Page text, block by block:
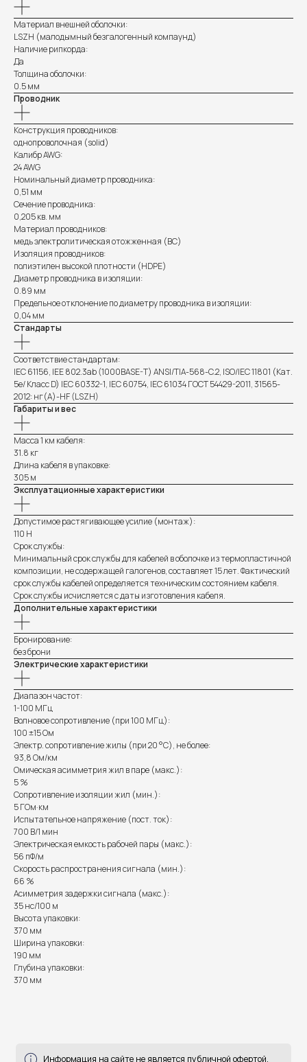
Материал внешней оболочки:
LSZH (малодымный безгалогенный компаунд)
Наличие рипкорда:
Да
Толщина оболочки:
0.5 мм
Проводник
Конструкция проводников:
однопроволочная (solid)
Калибр AWG:
24 AWG
Номинальный диаметр проводника:
0,51 мм
Сечение проводника:
0,205 кв. мм
Материал проводников:
медь электролитическая отожженная (BC)
Изоляция проводников:
полиэтилен высокой плотности (HDPE)
Диаметр проводника в изоляции:
0.89 мм
Предельное отклонение по диаметру проводника в изоляции:
0,04 мм
Стандарты
Соответствие стандартам:
IEC 61156, IEE 802.3ab (1000BASE-T) ANSI/TIA-568-C.2, ISO/IEC 11801 (Кат.
5e/ Класс D) IEC 60332-1, IEC 60754, IEC 61034 ГОСТ 54429-2011, 31565-
2012: нг(А)-HF (LSZH)
Габариты и вес
Масса 1 км кабеля:
31.8 кг
Длина кабеля в упаковке:
305 м
Эксплуатационные характеристики
Допустимое растягивающее усилие (монтаж):
110 Н
Срок службы:
Минимальный срок службы для кабелей в оболочке из термопластичной
композиции, не содержащей галогенов, составляет 15 лет. Фактический
срок службы кабелей определяется техническим состоянием кабеля.
Срок службы исчисляется с даты изготовления кабеля.
Дополнительные характеристики
Бронирование:
без брони
Электрические характеристики
Диапазон частот:
1-100 МГц
Волновое сопротивление (при 100 МГц):
100 ±15 Ом
Электр. сопротивление жилы (при 20 °С), не более:
93,8 Ом/км
Омическая асимметрия жил в паре (макс.):
5 %
Сопротивление изоляции жил (мин.):
5 ГОм·км
Испытательное напряжение (пост. ток):
700 В/1 мин
Электрическая емкость рабочей пары (макс.):
56 пФ/м
Скорость распространения сигнала (мин.):
66 %
Асимметрия задержки сигнала (макс.):
35 нс/100 м
Высота упаковки:
370 мм
Ширина упаковки:
190 мм
Глубина упаковки:
370 мм
Доставка, способы
оплаты и возврат
готовы ответить на все ваши вопросы